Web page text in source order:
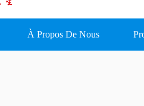
À Propos De Nous